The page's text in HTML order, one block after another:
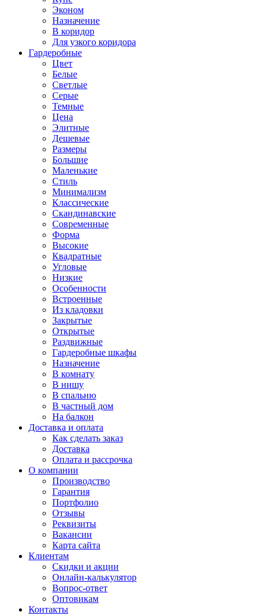
Эконом
Назначение
В коридор
Для узкого коридора
Гардеробные
Цвет
Белые
Светлые
Серые
Темные
Цена
Элитные
Дешевые
Размеры
Большие
Маленькие
Стиль
Минимализм
Классические
Скандинавские
Современные
Форма
Высокие
Квадратные
Угловые
Низкие
Особенности
Встроенные
Из кладовки
Закрытые
Открытые
Раздвижные
Гардеробные шкафы
Назначение
В комнату
В нишу
В спальню
В частный дом
На балкон
Доставка и оплата
Как сделать заказ
Доставка
Оплата и рассрочка
О компании
Производство
Гарантия
Портфолио
Отзывы
Реквизиты
Вакансии
Карта сайта
Клиентам
Скидки и акции
Онлайн-калькулятор
Вопрос-ответ
Оптовикам
Контакты